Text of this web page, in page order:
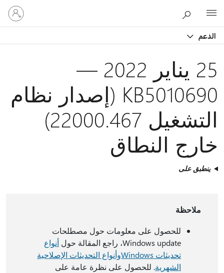
الدعم
تسجيل
الدخول
إلى
25 يناير 2022 —
KB5010690 (إصدار نظام
التشغيل 22000.467)
خارج النطاق
ينطبق على
ملاحظة
للحصول على معلومات حول مصطلحات
Windows update، راجع المقالة حول
أنواع
تحديثات Windows
وأنواع التحديثات الإصلاحية
الشهرية. للحصول على نظرة عامة على